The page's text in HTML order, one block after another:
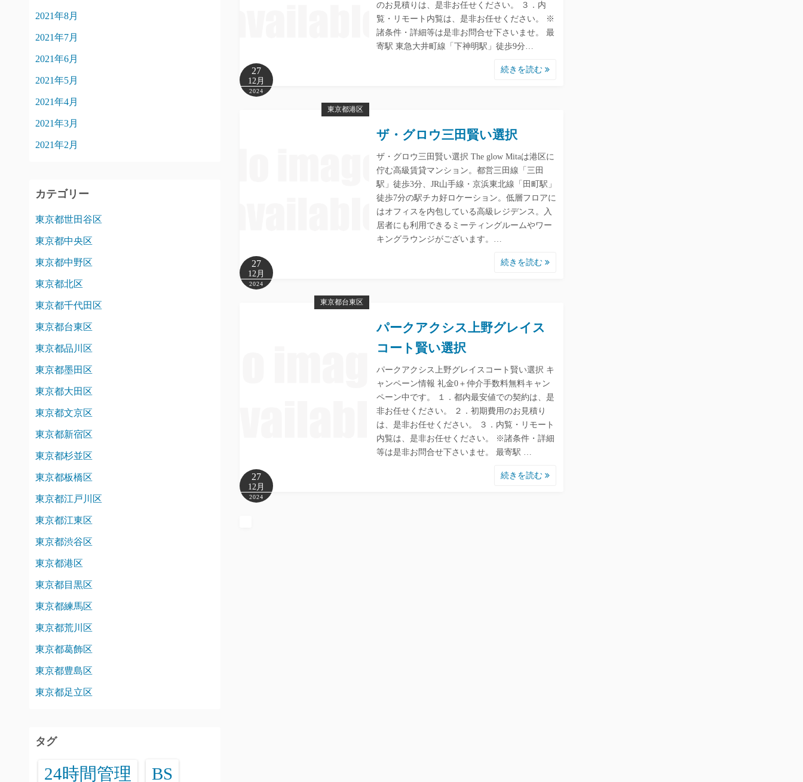
27
12月
2024
のお見積りは、是非お任せください。 ３．内
覧・リモート内覧は、是非お任せください。 ※
諸条件・詳細等は是非お問合せ下さいませ。 最
寄駅 東急大井町線「下神明駅」徒歩9分…
続きを読む
東京都港区
27
12月
2024
ザ・グロウ三田賢い選択
ザ・グロウ三田賢い選択 The glow Mitaは港区に
佇む高級賃貸マンション。都営三田線「三田
駅」徒歩3分、JR山手線・京浜東北線「田町駅」
徒歩7分の駅チカ好ロケーション。低層フロアに
はオフィスを内包している高級レジデンス。入
居者にも利用できるミーティングルームやワー
キングラウンジがございます。…
続きを読む
東京都台東区
27
12月
2024
パークアクシス上野グレイス
コート賢い選択
パークアクシス上野グレイスコート賢い選択 キ
ャンペーン情報 礼金0＋仲介手数料無料キャン
ペーン中です。 １．都内最安値での契約は、是
非お任せください。 ２．初期費用のお見積り
は、是非お任せください。 ３．内覧・リモート
内覧は、是非お任せください。 ※諸条件・詳細
等は是非お問合せ下さいませ。 最寄駅 …
続きを読む
2021年8月
2021年7月
2021年6月
2021年5月
2021年4月
2021年3月
2021年2月
カテゴリー
東京都世田谷区
東京都中央区
東京都中野区
東京都北区
東京都千代田区
東京都台東区
東京都品川区
東京都墨田区
東京都大田区
東京都文京区
東京都新宿区
東京都杉並区
東京都板橋区
東京都江戸川区
東京都江東区
東京都渋谷区
東京都港区
東京都目黒区
東京都練馬区
東京都荒川区
東京都葛飾区
東京都豊島区
東京都足立区
タグ
24時間管理 BS